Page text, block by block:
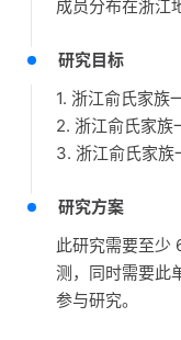
成员分布在浙江
研究目标
1. 浙江俞氏家族
2. 浙江俞氏家族
3. 浙江俞氏家族
研究方案
此研究需要至少
测，同时需要此
参与研究。